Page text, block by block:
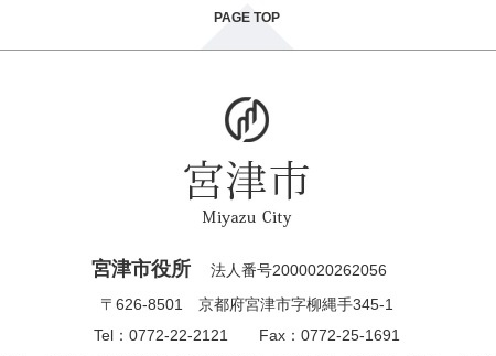
PAGE TOP
宮津市役所
法人番号2000020262056
〒626-8501 京都府宮津市字柳縄手345-1
Tel：0772-22-2121 Fax：0772-25-1691